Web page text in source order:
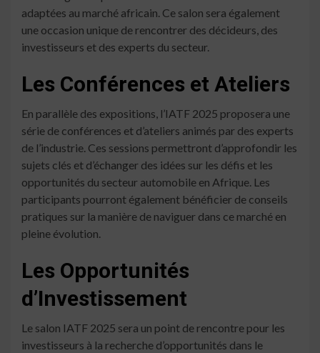
adaptées au marché africain. Ce salon sera également
une occasion unique de rencontrer des décideurs, des
investisseurs et des experts du secteur.
Les Conférences et Ateliers
En parallèle des expositions, l’IATF 2025 proposera une
série de conférences et d’ateliers animés par des experts
de l’industrie. Ces sessions permettront d’approfondir les
sujets clés et d’échanger des idées sur les défis et les
opportunités du secteur automobile en Afrique. Les
participants pourront également bénéficier de conseils
pratiques sur la manière de naviguer dans ce marché en
pleine évolution.
Les Opportunités
d’Investissement
Le salon IATF 2025 sera un point de rencontre pour les
investisseurs à la recherche d’opportunités dans le